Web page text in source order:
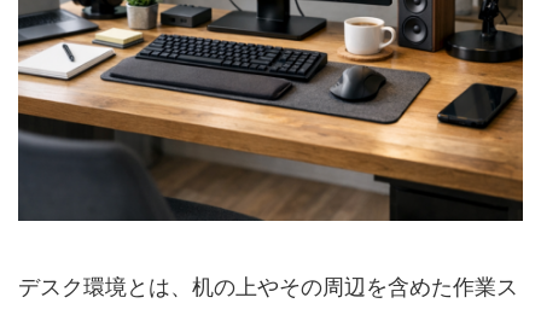
デスク環境とは、机の上やその周辺を含めた作業ス